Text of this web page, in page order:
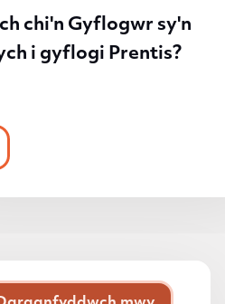
chi'n Gyflogwr sy'n
i gyflogi Prentis?
chi'n Gyflogwr sy'n